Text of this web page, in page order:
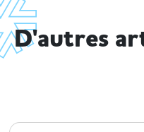
D'autres